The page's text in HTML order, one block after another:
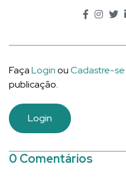
FaçaLoginouCadastre-se
publicação.
Login
0 Comentários